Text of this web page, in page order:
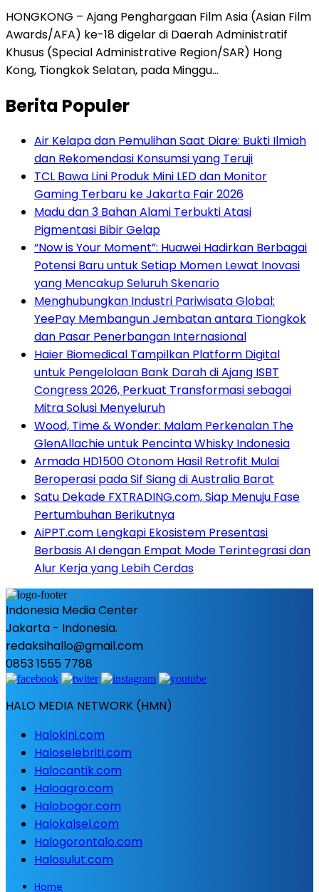
HONGKONG – Ajang Penghargaan Film Asia (Asian Film
Awards/AFA) ke-18 digelar di Daerah Administratif
Khusus (Special Administrative Region/SAR) Hong
Kong, Tiongkok Selatan, pada Minggu…
Berita Populer
Air Kelapa dan Pemulihan Saat Diare: Bukti Ilmiah
dan Rekomendasi Konsumsi yang Teruji
TCL Bawa Lini Produk Mini LED dan Monitor
Gaming Terbaru ke Jakarta Fair 2026
Madu dan 3 Bahan Alami Terbukti Atasi
Pigmentasi Bibir Gelap
“Now is Your Moment”: Huawei Hadirkan Berbagai
Potensi Baru untuk Setiap Momen Lewat Inovasi
yang Mencakup Seluruh Skenario
Menghubungkan Industri Pariwisata Global:
YeePay Membangun Jembatan antara Tiongkok
dan Pasar Penerbangan Internasional
Haier Biomedical Tampilkan Platform Digital
untuk Pengelolaan Bank Darah di Ajang ISBT
Congress 2026, Perkuat Transformasi sebagai
Mitra Solusi Menyeluruh
Wood, Time & Wonder: Malam Perkenalan The
GlenAllachie untuk Pencinta Whisky Indonesia
Armada HD1500 Otonom Hasil Retrofit Mulai
Beroperasi pada Sif Siang di Australia Barat
Satu Dekade FXTRADING.com, Siap Menuju Fase
Pertumbuhan Berikutnya
AiPPT.com Lengkapi Ekosistem Presentasi
Berbasis AI dengan Empat Mode Terintegrasi dan
Alur Kerja yang Lebih Cerdas
Indonesia Media Center
Jakarta - Indonesia.
redaksihallo@gmail.com
0853 1555 7788
HALO MEDIA NETWORK (HMN)
Halokini.com
Haloselebriti.com
Halocantik.com
Haloagro.com
Halobogor.com
Halokalsel.com
Halogorontalo.com
Halosulut.com
Home